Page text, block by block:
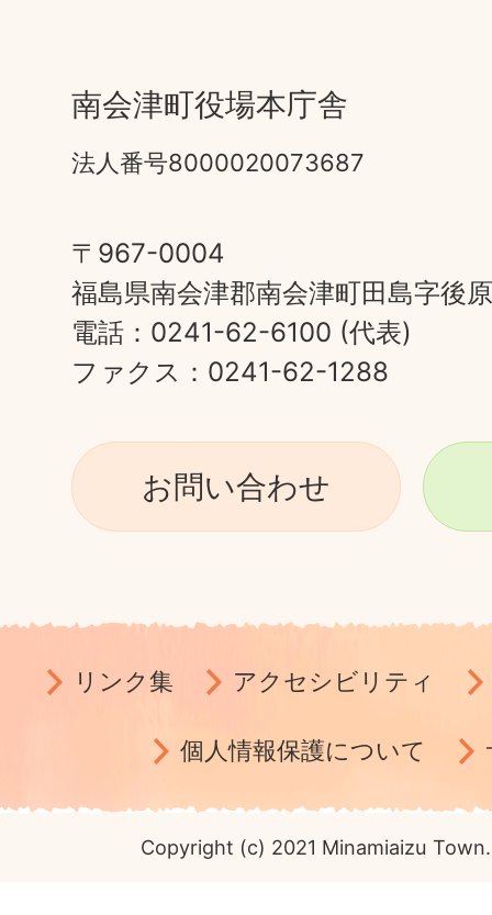
南会津町役場本庁舎
法人番号8000020073687
〒967-0004
福島県南会津郡南会津町田島字後
電話：0241-62-6100 (代表)
ファクス：0241-62-1288
お問い合わせ
リンク集 アクセシビリティ
個人情報保護について
Copyright (c) 2021 Minamiaizu